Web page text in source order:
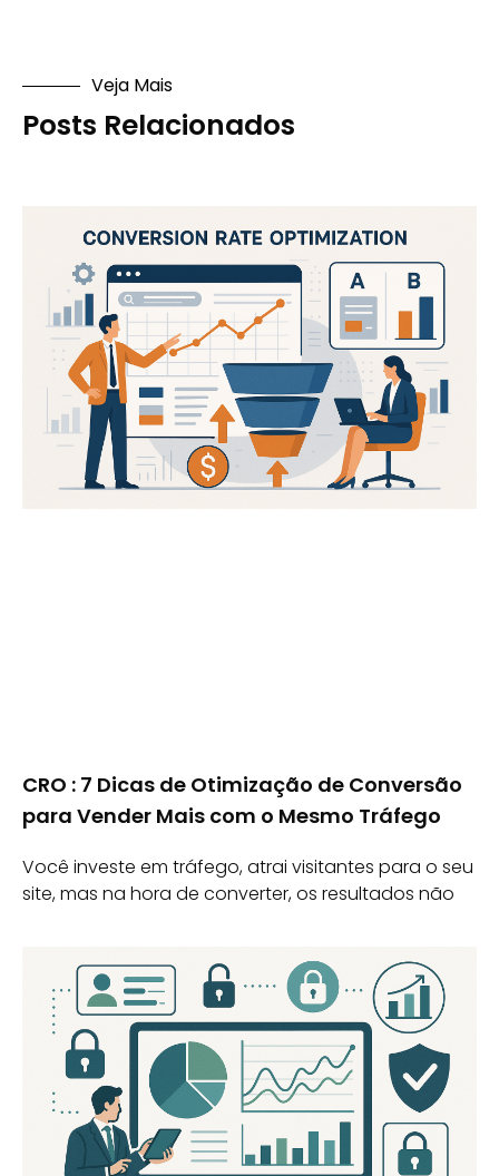
Veja Mais
Posts Relacionados
CRO : 7 Dicas de Otimização de Conversão
para Vender Mais com o Mesmo Tráfego
Você investe em tráfego, atrai visitantes para o seu
site, mas na hora de converter, os resultados não